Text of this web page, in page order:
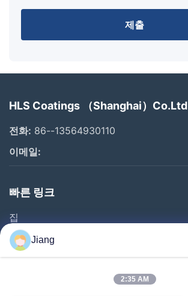
제출
HLS Coatings （Shanghai）Co.Ltd
전화: 86--13564930110
이메일:
빠른 링크
집
제품
비디오
Jiang
2:35 AM